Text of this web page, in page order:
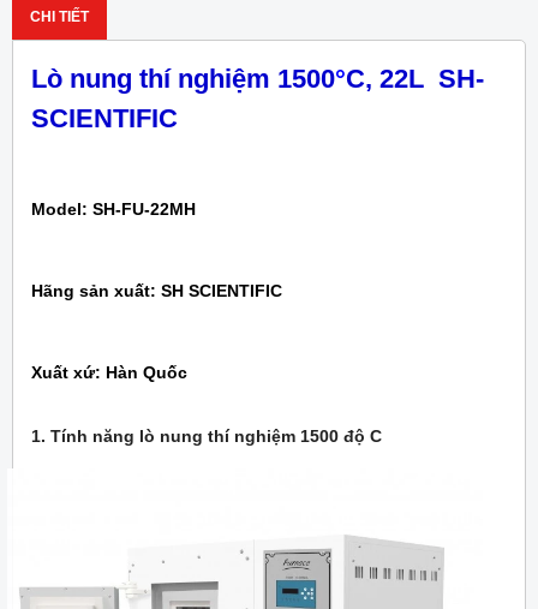
CHI TIẾT
Lò nung thí nghiệm 1500°C, 22L SH-
SCIENTIFIC
Model: SH-FU-22MH
Hãng sản xuất: SH SCIENTIFIC
Xuất xứ: Hàn Quốc
1. Tính năng lò nung thí nghiệm 1500 độ C